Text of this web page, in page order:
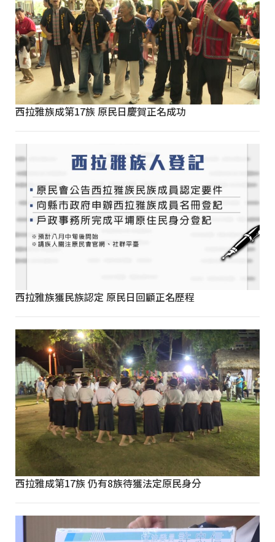
西拉雅族成第17族 原民日慶賀正名成功
西拉雅族獲民族認定 原民日回顧正名歷程
西拉雅成第17族 仍有8族待獲法定原民身分